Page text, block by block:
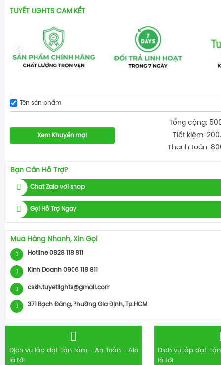
TUYẾT LIGHTS CAM KẾT
Tên sản phẩm
Xem Khuyến mại
Tổng cộng:
Tiết kiệm:
Thanh toán:
Bạn Cần Hỗ Trợ?
Chat Zalo với shop
Gọi Hỗ Trợ Ngay
Mua Hàng Nhanh, Xin Gọi
Hotline 0828 118 811
Kinh Doanh 0906 118 811
cskh.tuyetlights@gmail.com
371 Bạch Đằng, Phường Gia Định, Tp.HCM
Dịch vụ lắp đặt Tận Tâm - An Toàn - Alo
là tới
Dịch vụ lắp đặt
là tới